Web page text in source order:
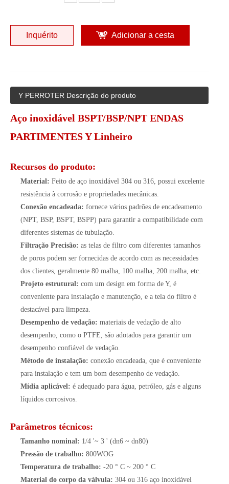
Inquérito Adicionar a cesta
Y PERROTER Descrição do produto
Aço inoxidável BSPT/BSP/NPT ENDAS
PARTIMENTES Y Linheiro
Recursos do produto:
Material: Feito de aço inoxidável 304 ou 316, possui excelente
resistência à corrosão e propriedades mecânicas.
Conexão encadeada: fornece vários padrões de encadeamento
(NPT, BSP, BSPT, BSPP) para garantir a compatibilidade com
diferentes sistemas de tubulação.
Filtração Precisão: as telas de filtro com diferentes tamanhos
de poros podem ser fornecidas de acordo com as necessidades
dos clientes, geralmente 80 malha, 100 malha, 200 malha, etc.
Projeto estrutural: com um design em forma de Y, é
conveniente para instalação e manutenção, e a tela do filtro é
destacável para limpeza.
Desempenho de vedação: materiais de vedação de alto
desempenho, como o PTFE, são adotados para garantir um
desempenho confiável de vedação.
Método de instalação: conexão encadeada, que é conveniente
para instalação e tem um bom desempenho de vedação.
Mídia aplicável: é adequado para água, petróleo, gás e alguns
líquidos corrosivos.
Parâmetros técnicos:
Tamanho nominal: 1/4 '~ 3 ' (dn6 ~ dn80)
Pressão de trabalho: 800WOG
Temperatura de trabalho: -20 ° C ~ 200 ° C
Material do corpo da válvula: 304 ou 316 aço inoxidável